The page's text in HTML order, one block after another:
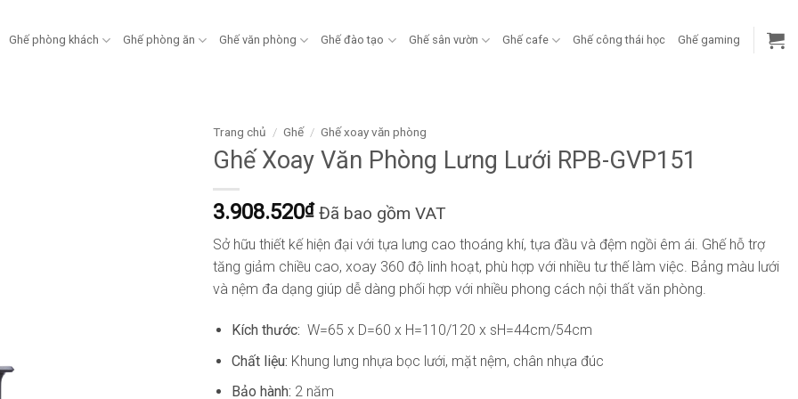
Ghế phòng khách Ghế phòng ăn Ghế văn phòng Ghế đào tạo Ghế sân vườn Ghế cafe Ghế công thái học Ghế gaming
Trang chủ / Ghế / Ghế xoay văn phòng
Ghế Xoay Văn Phòng Lưng Lưới RPB-GVP151
3.908.520₫ Đã bao gồm VAT
Sở hữu thiết kế hiện đại với tựa lưng cao thoáng khí, tựa đầu và đệm ngồi êm ái. Ghế hỗ trợ
tăng giảm chiều cao, xoay 360 độ linh hoạt, phù hợp với nhiều tư thế làm việc. Bảng màu lưới
và nệm đa dạng giúp dễ dàng phối hợp với nhiều phong cách nội thất văn phòng.
Kích thước: W=65 x D=60 x H=110/120 x sH=44cm/54cm
Chất liệu: Khung lưng nhựa bọc lưới, mặt nệm, chân nhựa đúc
Bảo hành: 2 năm